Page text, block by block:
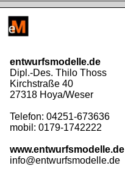
entwurfsmodelle.de
Dipl.-Des. Thilo Thoss
Kirchstraße 40
27318 Hoya/Weser
Telefon: 04251-673636
mobil: 0179-1742222
www.entwurfsmodelle.de
info@entwurfsmodelle.de